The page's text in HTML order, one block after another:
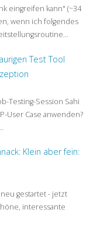
eingreifen kann" (~34
wenn ich folgendes
Test Tool
Testing-Session Sahi
User Case anwenden?
Klein aber fein:
gestartet - jetzt
interessante